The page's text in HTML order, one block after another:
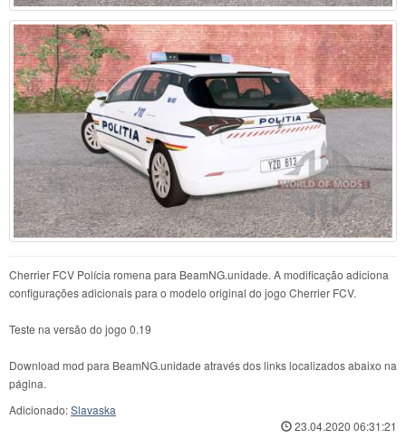
Cherrier FCV Polícia romena para BeamNG.unidade. A modificação adiciona
configurações adicionais para o modelo original do jogo Cherrier FCV.
Teste na versão do jogo 0.19
Download mod para BeamNG.unidade através dos links localizados abaixo na
página.
Adicionado:Slavaska
23.04.2020 06:31:21